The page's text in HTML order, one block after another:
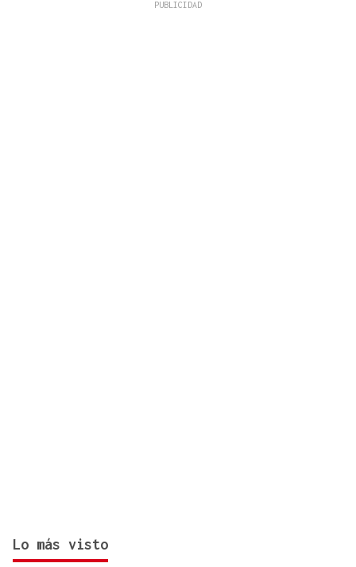
Lo más visto